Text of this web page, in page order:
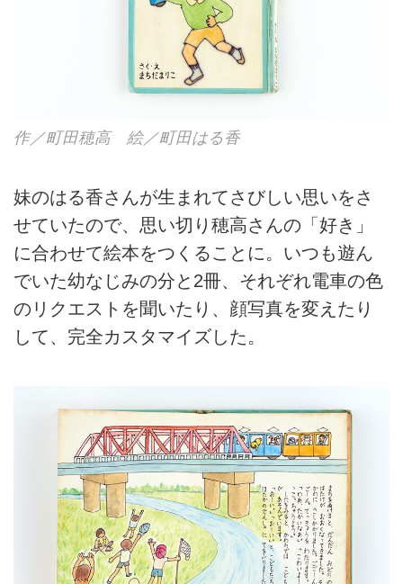
作／町田穂高 絵／町田はる香
妹のはる香さんが生まれてさびしい思いをさ
せていたので、思い切り穂高さんの「好き」
に合わせて絵本をつくることに。いつも遊ん
でいた幼なじみの分と2冊、それぞれ電車の色
のリクエストを聞いたり、顔写真を変えたり
して、完全カスタマイズした。